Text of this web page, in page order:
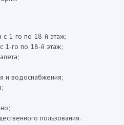
с 1-го по 18-й этаж;
1-го по 18-й этаж;
и водоснабжения;
пользования.